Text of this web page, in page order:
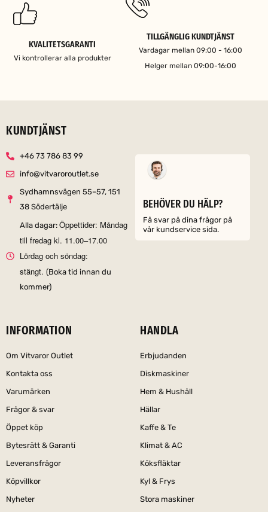
KVALITETSGARANTI
Vi kontrollerar alla produkter
TILLGÄNGLIG KUNDTJÄNST
Vardagar mellan 09:00 - 16:00
Helger mellan 09:00-16:00
KUNDTJÄNST
+46 73 786 83 99
info@vitvaroroutlet.se
Sydhamnsvägen 55–57, 151
38 Södertälje
Alla dagar: Öppettider: Måndag
till fredag kl. 11.00–17.00
Lördag och söndag:
stängt. (Boka tid innan du
kommer)
BEHÖVER DU HÄLP?
Få svar på dina frågor på
vår kundservice sida.
INFORMATION
Om Vitvaror Outlet
Kontakta oss
Varumärken
Frågor & svar
Öppet köp
Bytesrätt & Garanti
Leveransfrågor
Köpvillkor
Nyheter
HANDLA
Erbjudanden
Diskmaskiner
Hem & Hushåll
Hällar
Kaffe & Te
Klimat & AC
Köksfläktar
Kyl & Frys
Stora maskiner